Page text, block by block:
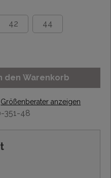
42 44
den Warenkorb
Größenberater anzeigen
351-48